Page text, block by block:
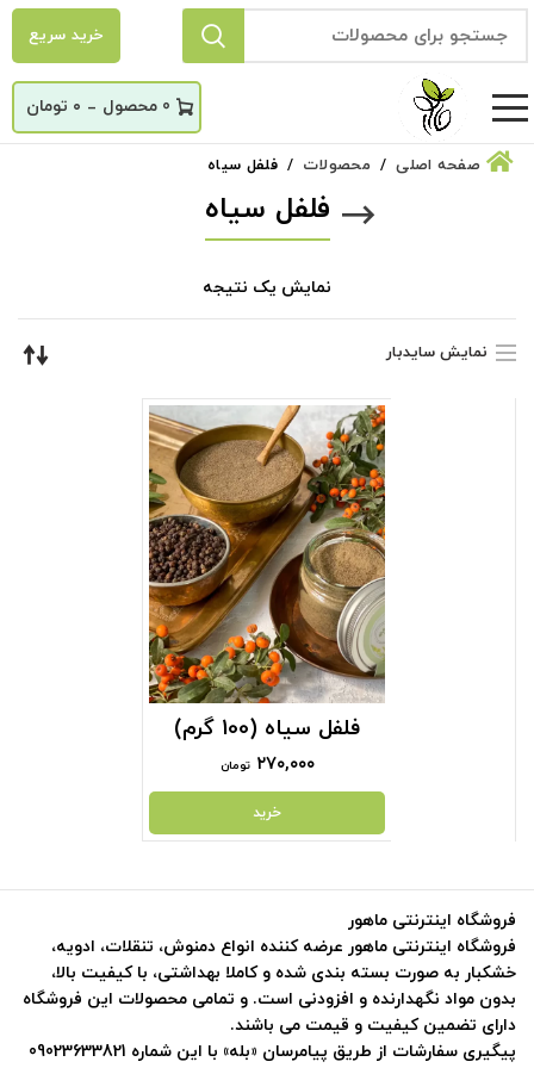
خرید سریع
0
_ ۰ تومان
صفحه اصلی محصولات فلفل سیاه
فلفل سیاه
نمایش یک نتیجه
نمایش سایدبار
فلفل سیاه (100 گرم)
۲۷۰,۰۰۰ تومان
خرید
فروشگاه اینترنتی ماهور
فروشگاه اینترنتی ماهور عرضه کننده انواع دمنوش، تنقلات، ادویه،
خشکبار به صورت بسته بندی شده و کاملا بهداشتی، با کیفیت بالا،
بدون مواد نگهدارنده و افزودنی است. و تمامی محصولات این فروشگاه
دارای تضمین کیفیت و قیمت می باشند.
پیگیری سفارشات از طریق پیامرسان «بله» با این شماره 09023633821